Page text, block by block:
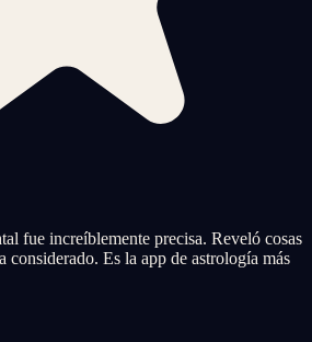
fue increíblemente precisa. Reveló cosas
considerado. Es la app de astrología más